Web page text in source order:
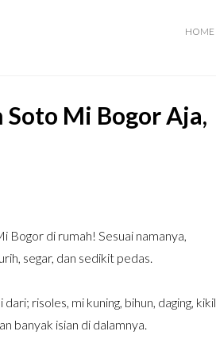
HOME
Mi Bogor Aja,
Bogor di rumah! Sesuai namanya,
segar, dan sedikit pedas.
risoles, mi kuning, bihun, daging, kikil
banyak isian di dalamnya.